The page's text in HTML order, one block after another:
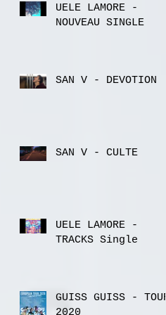
UELE LAMORE -
NOUVEAU SINGLE
SAN V - DEVOTION
SAN V - CULTE
UELE LAMORE -
TRACKS Single
GUISS GUISS - TOUR
2020